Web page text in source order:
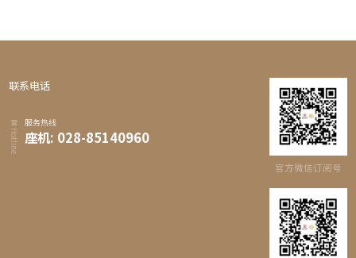
联系电话
Hotline
服务热线
座机: 028-85140960
官方微信订阅号